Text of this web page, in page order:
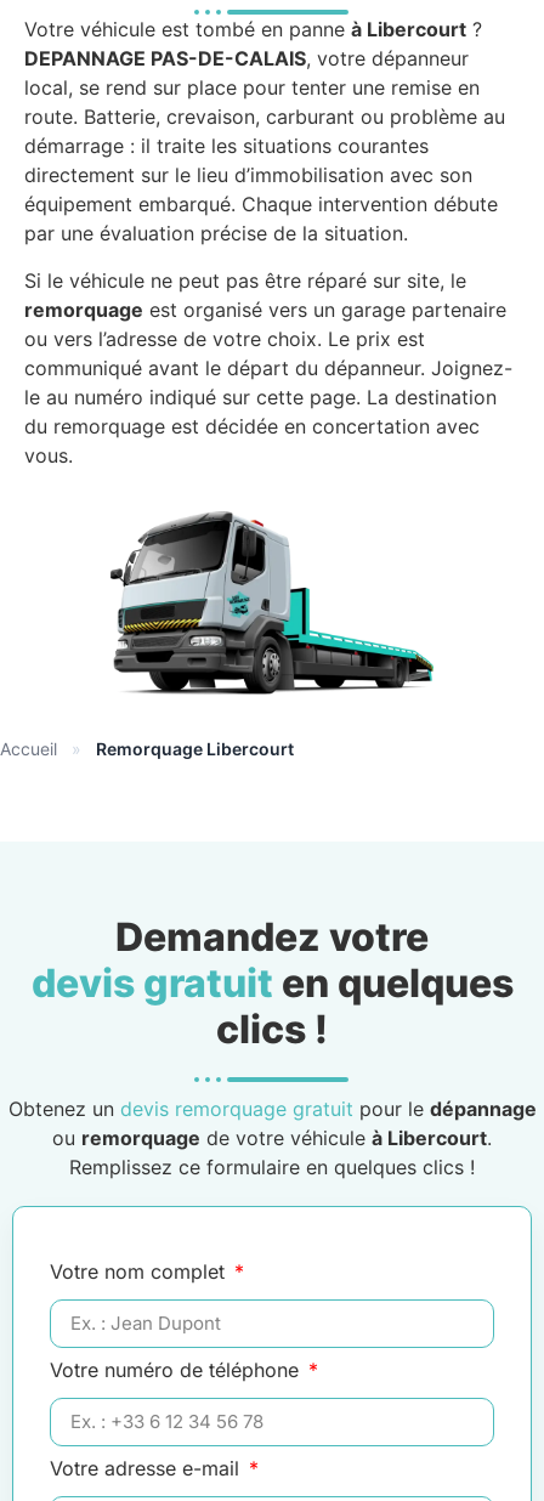
Votre véhicule est tombé en panne à Libercourt ?
DEPANNAGE PAS-DE-CALAIS, votre dépanneur
local, se rend sur place pour tenter une remise en
route. Batterie, crevaison, carburant ou problème au
démarrage : il traite les situations courantes
directement sur le lieu d’immobilisation avec son
équipement embarqué. Chaque intervention débute
par une évaluation précise de la situation.
Si le véhicule ne peut pas être réparé sur site, le
remorquage est organisé vers un garage partenaire
ou vers l’adresse de votre choix. Le prix est
communiqué avant le départ du dépanneur. Joignez-
le au numéro indiqué sur cette page. La destination
du remorquage est décidée en concertation avec
vous.
Accueil » Remorquage Libercourt
Demandez votre
devis gratuit en quelques
clics !
Obtenez un devis remorquage gratuit pour le dépannage
ou remorquage de votre véhicule à Libercourt.
Remplissez ce formulaire en quelques clics !
Votre nom complet
Votre numéro de téléphone
Votre adresse e-mail